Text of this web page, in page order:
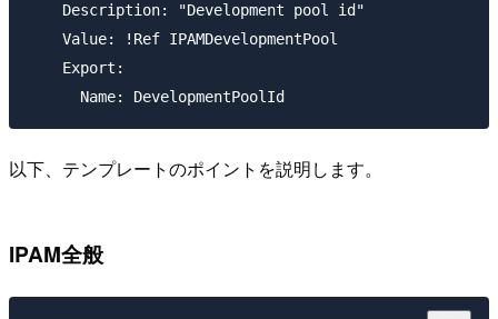
    Description: "Development pool id"
    Value: !Ref IPAMDevelopmentPool
    Export:
以下、テンプレートのポイントを説明します。
IPAM全般